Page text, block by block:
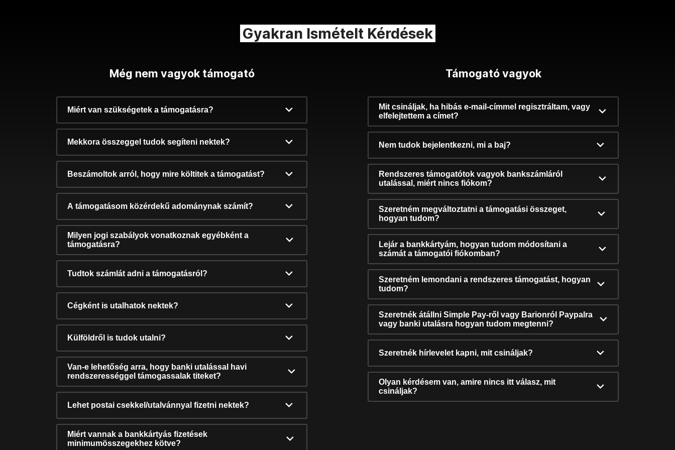
Gyakran Ismételt Kérdések
Még nem vagyok támogató
Miért van szükségetek a támogatásra?
Mekkora összeggel tudok segíteni nektek?
Beszámoltok arról, hogy mire költitek a támogatást?
A támogatásom közérdekű adománynak számít?
Milyen jogi szabályok vonatkoznak egyébként a
támogatásra?
Tudtok számlát adni a támogatásról?
Cégként is utalhatok nektek?
Külföldről is tudok utalni?
Van-e lehetőség arra, hogy banki utalással havi
rendszerességgel támogassalak titeket?
Lehet postai csekkel/utalvánnyal fizetni nektek?
Miért vannak a bankkártyás fizetések
minimumösszegekhez kötve?
Támogató vagyok
Mit csináljak, ha hibás e-mail-címmel regisztráltam, vagy
elfelejtettem a címet?
Nem tudok bejelentkezni, mi a baj?
Rendszeres támogatótok vagyok bankszámláról
utalással, miért nincs fiókom?
Szeretném megváltoztatni a támogatási összeget,
hogyan tudom?
Lejár a bankkártyám, hogyan tudom módosítani a
számát a támogatói fiókomban?
Szeretném lemondani a rendszeres támogatást, hogyan
tudom?
Szeretnék átállni Simple Pay-ről vagy Barionról Paypalra
vagy banki utalásra hogyan tudom megtenni?
Szeretnék hírlevelet kapni, mit csináljak?
Olyan kérdésem van, amire nincs itt válasz, mit
csináljak?